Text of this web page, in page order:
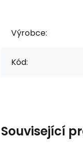
Výrobce:
Kód:
Související